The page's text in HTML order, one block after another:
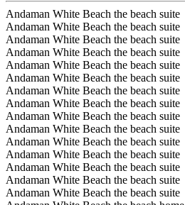
Andaman White Beach the beach suite
Andaman White Beach the beach suite
Andaman White Beach the beach suite
Andaman White Beach the beach suite
Andaman White Beach the beach suite
Andaman White Beach the beach suite
Andaman White Beach the beach suite
Andaman White Beach the beach suite
Andaman White Beach the beach suite
Andaman White Beach the beach suite
Andaman White Beach the beach suite
Andaman White Beach the beach suite
Andaman White Beach the beach suite
Andaman White Beach the beach suite
Andaman White Beach the beach suite